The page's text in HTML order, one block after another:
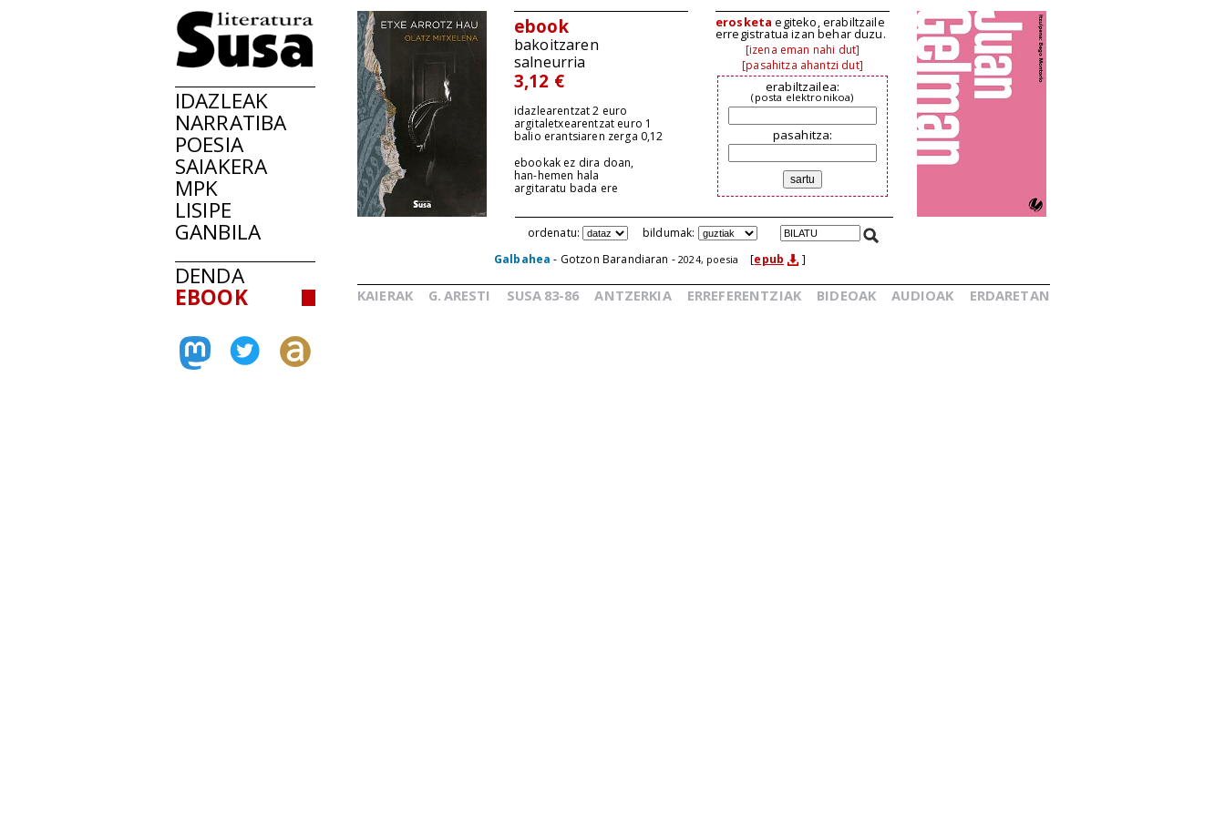
IDAZLEAK
NARRATIBA
POESIA
SAIAKERA
MPK
LISIPE
GANBILA
DENDA
EBOOK
ebook
bakoitzaren
salneurria
3,12 €
idazlearentzat 2 euro
argitaletxearentzat euro 1
balio erantsiaren zerga 0,12
ebookak ez dira doan,
han-hemen hala
argitaratu bada ere
erosketa egiteko, erabiltzaile
erregistratua izan behar duzu.
[izena eman nahi dut]
[pasahitza ahantzi dut]
erabiltzailea:
(posta elektronikoa)
pasahitza:
ordenatu:
bildumak:
Galbahea - Gotzon Barandiaran -2024, poesia [epub ]
KAIERAK G. ARESTI SUSA 83-86 ANTZERKIA ERREFERENTZIAK BIDEOAK AUDIOAK ERDARETAN